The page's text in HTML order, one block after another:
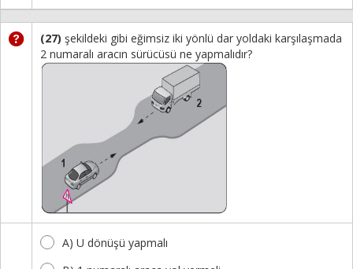
(27) şekildeki gibi eğimsiz iki yönlü dar yoldaki karşılaşmada
2 numaralı aracın sürücüsü ne yapmalıdır?
A) U dönüşü yapmalı